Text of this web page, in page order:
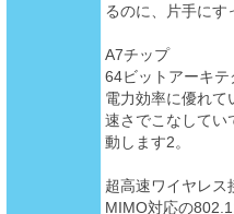
るのに、片手にす
A7チップ
64ビットアーキ
電力効率に優れて
速さでこなしてい
動します2。
超高速ワイヤレス
MIMO対応の